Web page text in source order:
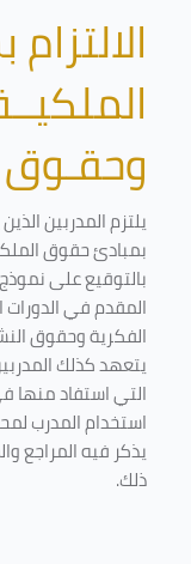
وحقـوق
يلتزم المدربين
بمبادئ حقوق
بالتوقيع على
المقدم في الدورات
الفكرية وحقوق
يتعهد كذلك
التي استفاد منها
استخدام المدرب
يذكر فيه المراجع
ذلك.